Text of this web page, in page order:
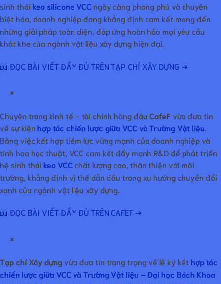
sinh thái keo silicone VCC ngày càng phong phú và chuyên
biệt hóa, doanh nghiệp đang khẳng định cam kết mang đến
những giải pháp toàn diện, đáp ứng hoàn hảo mọi yêu cầu
khắt khe của ngành vật liệu xây dựng hiện đại.
📖 ĐỌC BÀI VIẾT ĐẦY ĐỦ TRÊN TẠP CHÍ XÂY DỰNG ➔
×
Chuyên trang kinh tế – tài chính hàng đầu CafeFvừa đưa tin
về sự kiện hợp tác chiến lược giữa VCC và Trường Vật liệu
Bằng việc kết hợp tiềm lực vững mạnh của doanh nghiệp và
tinh hoa học thuật, VCC cam kết đẩy mạnh R&D để phát triển
hệ sinh thái keo VCC chất lượng cao, thân thiện với môi
trường, khẳng định vị thế dẫn đầu trong xu hướng chuyển đổi
xanh của ngành vật liệu xây dựng.
📖 ĐỌC BÀI VIẾT ĐẦY ĐỦ TRÊN CAFEF ➔
×
Tạp chí Xây dựngvừa đưa tin trang trọng về lễ ký kếthợp tác
chiến lược giữa VCC và Trường Vật liệu – Đại học Bách Khoa